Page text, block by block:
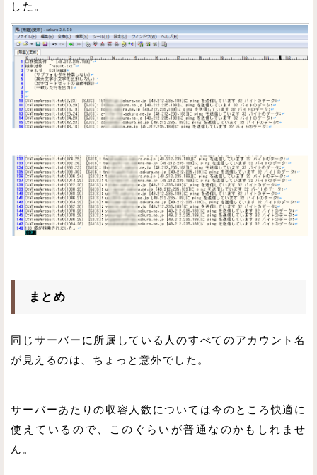
した。
まとめ
同じサーバーに所属している人のすべてのアカウント名
が見えるのは、ちょっと意外でした。
サーバーあたりの収容人数については今のところ快適に
使えているので、このぐらいが普通なのかもしれませ
ん。